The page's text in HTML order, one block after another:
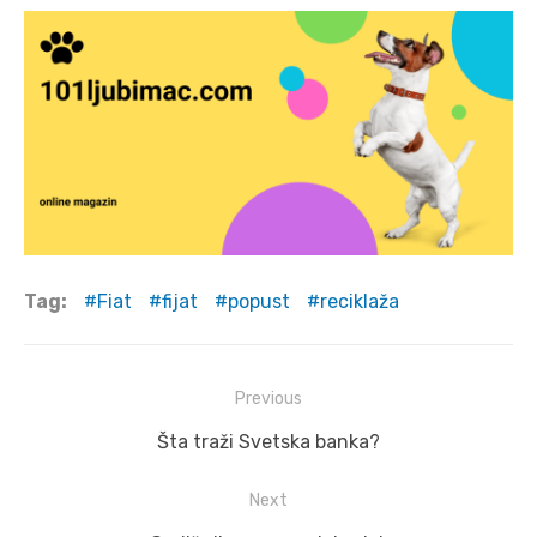
Tag: Fiat fijat popust reciklaža
navigation
Previous
Previous
Šta traži Svetska banka?
Next